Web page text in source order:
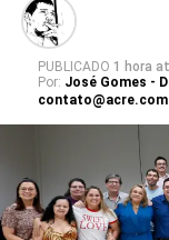
PUBLICADO 1 hora
Por: José Gomes -